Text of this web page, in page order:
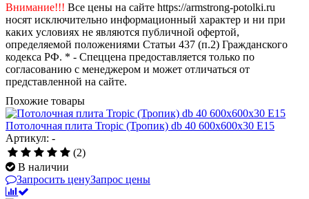
Внимание!!! Все цены на сайте https://armstrong-potolki.ru
носят исключительно информационный характер и ни при
каких условиях не являются публичной офертой,
определяемой положениями Статьи 437 (п.2) Гражданского
кодекса РФ. * - Спеццена предоставляется только по
согласованию с менеджером и может отличаться от
представленной на сайте.
Похожие товары
Потолочная плита Tropic (Тропик) db 40 600x600x30 E15
Артикул: -
(2)
В наличии
Запросить ценуЗапрос цены